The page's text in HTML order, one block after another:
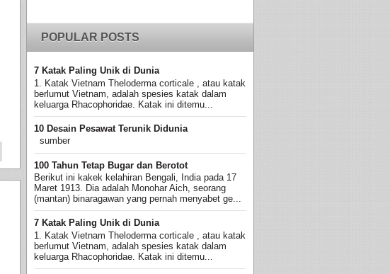
POPULAR POSTS
7 Katak Paling Unik di Dunia
1. Katak Vietnam Theloderma corticale , atau katak
berlumut Vietnam, adalah spesies katak dalam
keluarga Rhacophoridae. Katak ini ditemu...
10 Desain Pesawat Terunik Didunia
sumber
100 Tahun Tetap Bugar dan Berotot
Berikut ini kakek kelahiran Bengali, India pada 17
Maret 1913. Dia adalah Monohar Aich, seorang
(mantan) binaragawan yang pernah menyabet ge...
7 Katak Paling Unik di Dunia
1. Katak Vietnam Theloderma corticale , atau katak
berlumut Vietnam, adalah spesies katak dalam
keluarga Rhacophoridae. Katak ini ditemu...